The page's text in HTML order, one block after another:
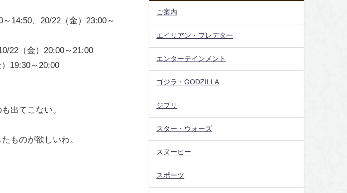
～14:50、20/22（金）23:00～
22（金）20:00～21:00
19:30～20:00
出てこない。
ものが欲しいわ。
ご案内
エイリアン・プレデター
エンターテインメント
ゴジラ・GODZILLA
ジブリ
スター・ウォーズ
スヌーピー
スポーツ